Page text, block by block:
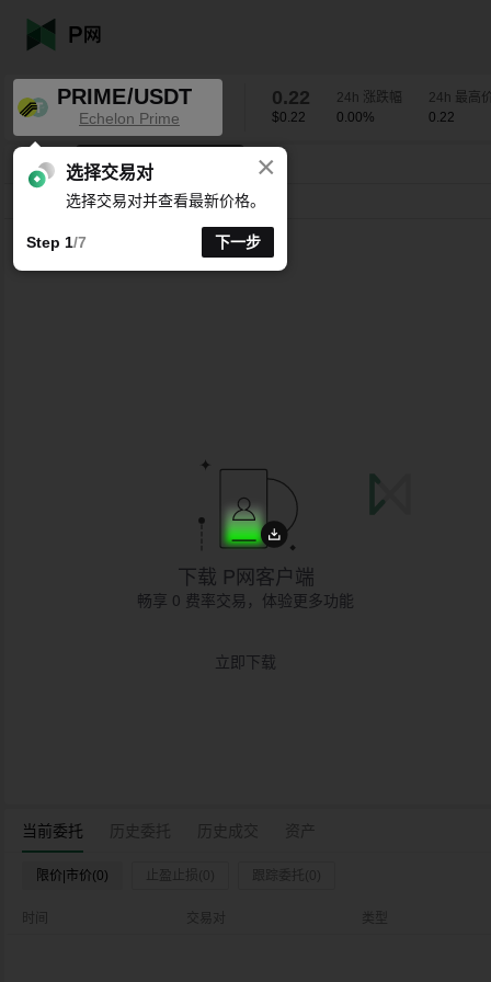
PRIME/USDT
Echelon Prime
0.22
$0.22
24h 涨跌幅
0.00%
24h 最高
0.22
PRIME/USDT 0.00 % 0.22
15分1时4时1天1周
当前委托 历史委托 历史成交 资产
限价|市价(0) 止盈止损(0) 跟踪委托(0)
下载 P网客户端
畅享 0 费率交易，体验更多功能
立即下载
K线时间周期支持自定义 ×
选择交易对
选择交易对并查看最新价格。
Step 1/7 下一步